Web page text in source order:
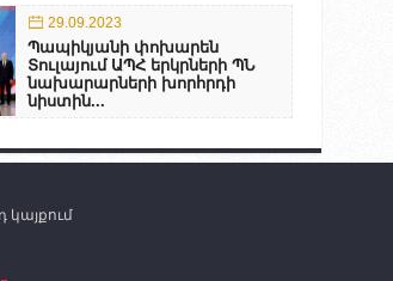
29.09.2023
Պապիկյանի փոխարեն
Տուլայում ԱՊՀ երկրների ՊՆ
նախարարների խորհրդի
նիստին...
կայքում